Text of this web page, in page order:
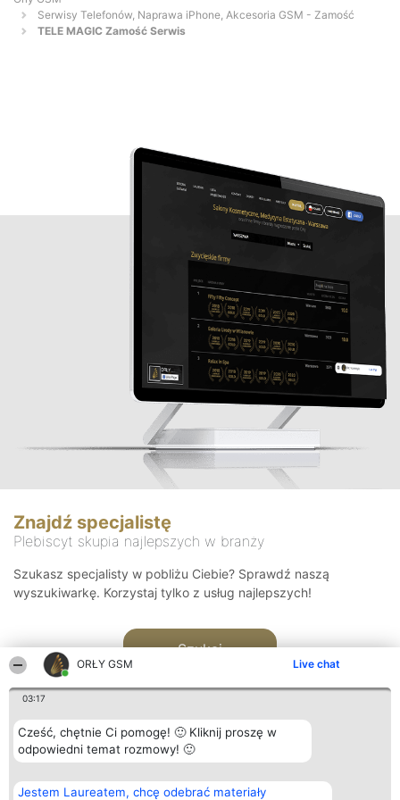
ORŁY GSM Live chat
03:17
Cześć, chętnie Ci pomogę! 🙂 Kliknij proszę w
odpowiedni temat rozmowy! 🙂
Jestem Laureatem, chcę odebrać materiały
Serwisy Telefonów, Naprawa iPhone, Akcesoria GSM - Zamość
TELE MAGIC Zamość Serwis
Znajdź specjalistę
Plebiscyt skupia najlepszych w branży
Szukasz specjalisty w pobliżu Ciebie? Sprawdź naszą
wyszukiwarkę. Korzystaj tylko z usług najlepszych!
Szukaj
Organizator plebiscytu
Bright Side Solutions sp. z o.
Plebiscyt
Laureaci
Kontakt
Kontakt